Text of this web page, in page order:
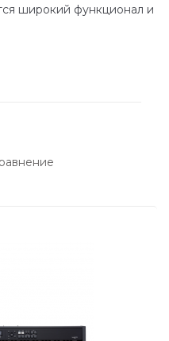
широкий функционал и